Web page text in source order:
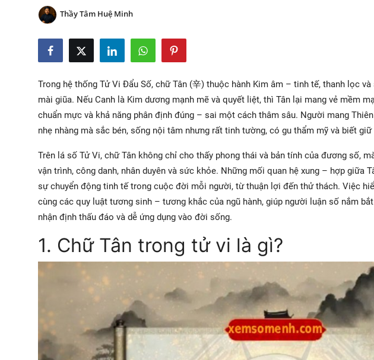
Thầy Tâm Huệ Minh
Trong hệ thống Tử Vi Đẩu Số, chữ Tân (辛) thuộc hành Kim âm – tinh tế, thanh lọc
mài giũa. Nếu Canh là Kim dương mạnh mẽ và quyết liệt, thì Tân lại mang vẻ mềm
chuẩn mực và khả năng phân định đúng – sai một cách thâm sâu. Người mang
nhẹ nhàng mà sắc bén, sống nội tâm nhưng rất tinh tường, có gu thẩm mỹ và biết
Trên lá số Tử Vi, chữ Tân không chỉ cho thấy phong thái và bản tính của đương số,
vận trình, công danh, nhân duyên và sức khỏe. Những mối quan hệ xung – hợp giữa
sự chuyển động tinh tế trong cuộc đời mỗi người, từ thuận lợi đến thử thách. Việc
cùng các quy luật tương sinh – tương khắc của ngũ hành, giúp người luận số nắm
nhận định thấu đáo và dễ ứng dụng vào đời sống.
1. Chữ Tân trong tử vi là gì?